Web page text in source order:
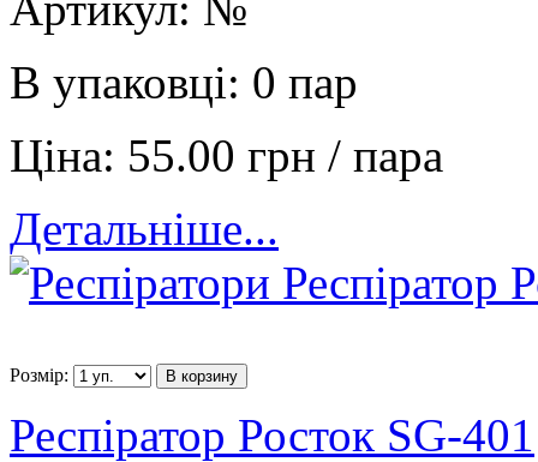
В упаковці: 0 пар
Ціна: 55.00 грн / пара
Детальніше...
Розмір: В корзину
Респіратор Росток SG-401